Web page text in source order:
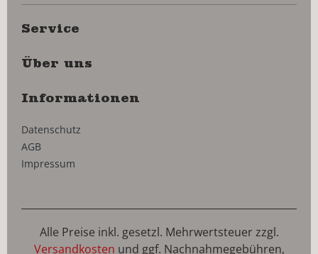
Service
Über uns
Informationen
Datenschutz
AGB
Impressum
Alle Preise inkl. gesetzl. Mehrwertsteuer zzgl.
Versandkosten und ggf. Nachnahmegebühren,